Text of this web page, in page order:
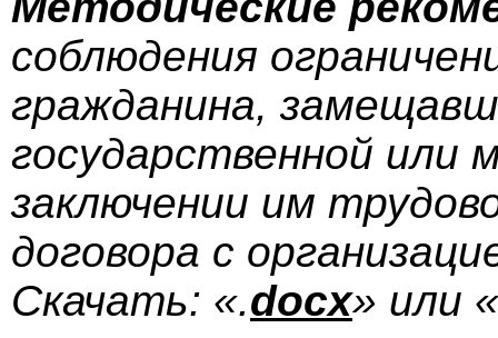
соблюдения
гражданина,
государственной или
заключении им
договора с
Скачать: «.docx» или